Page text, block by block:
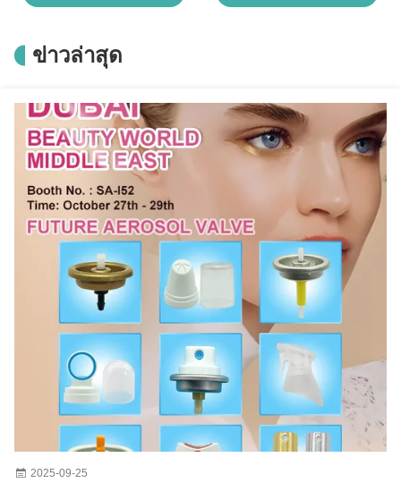
ข่าวล่าสุด
2025-09-25